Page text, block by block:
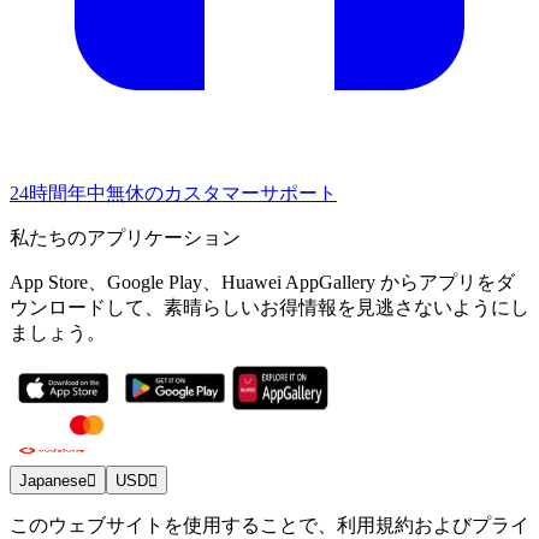
24時間年中無休のカスタマーサポート
私たちのアプリケーション
App Store、Google Play、Huawei AppGallery からアプリをダ
ウンロードして、素晴らしいお得情報を見逃さないようにし
ましょう。
Japanese USD
このウェブサイトを使用することで、利用規約およびプライ